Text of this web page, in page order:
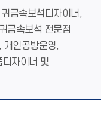
금속보석디자이너,
금속보석 전문점
개인공방운영,
자이너 및